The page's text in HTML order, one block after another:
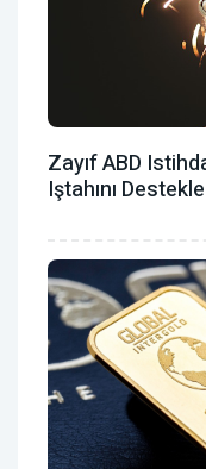
Zayıf ABD
Iştahını